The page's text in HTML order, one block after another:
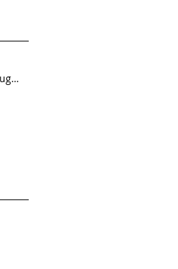
decreto legislativo sulle impugnazioni